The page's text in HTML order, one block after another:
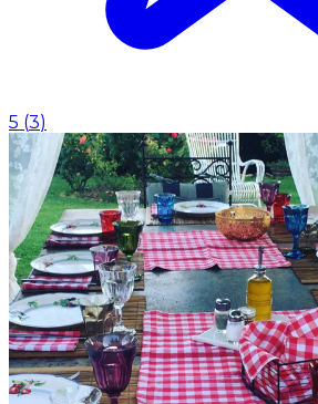
5 (3)